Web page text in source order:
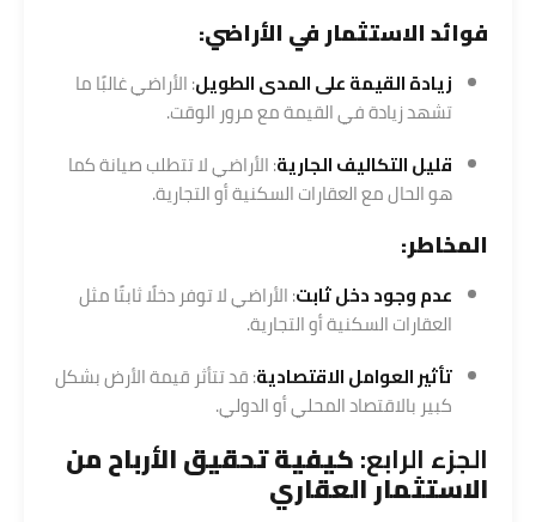
فوائد الاستثمار في الأراضي:
زيادة القيمة على المدى الطويل: الأراضي غالبًا ما
تشهد زيادة في القيمة مع مرور الوقت.
قليل التكاليف الجارية: الأراضي لا تتطلب صيانة كما
هو الحال مع العقارات السكنية أو التجارية.
المخاطر:
عدم وجود دخل ثابت: الأراضي لا توفر دخلًا ثابتًا مثل
العقارات السكنية أو التجارية.
تأثير العوامل الاقتصادية: قد تتأثر قيمة الأرض بشكل
كبير بالاقتصاد المحلي أو الدولي.
الجزء الرابع:كيفية تحقيق الأرباح من
الاستثمار العقاري